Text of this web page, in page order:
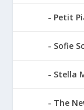
Petit
Sofie
Stella
The